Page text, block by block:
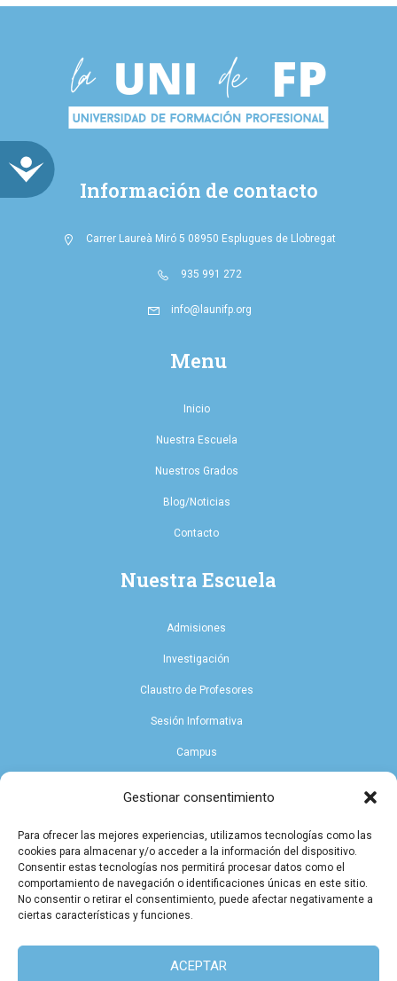
ACCESIBILIDAD
Gestionar consentimiento
Para ofrecer las mejores experiencias, utilizamos tecnologías como las
cookies para almacenar y/o acceder a la información del dispositivo.
Consentir estas tecnologías nos permitirá procesar datos como el
comportamiento de navegación o identificaciones únicas en este sitio.
No consentir o retirar el consentimiento, puede afectar negativamente a
ciertas características y funciones.
ACEPTAR
Información de contacto
Carrer Laureà Miró 5 08950 Esplugues de Llobregat
935 991 272
info@launifp.org
Menu
Inicio
Nuestra Escuela
Nuestros Grados
Blog/Noticias
Contacto
Nuestra Escuela
Admisiones
Investigación
Claustro de Profesores
Sesión Informativa
Campus
PROGRAMA KIT DIGITAL FINANCIADO POR LOS FONDOS NEXT GENERATION
DEL MECANISMO DE RECUPERACIÓN Y RESILIENCIA